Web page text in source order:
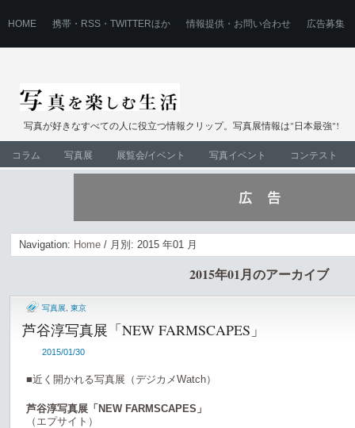
HOME 携帯・RSS・TWITTERほか 情報提供・お問い合わせ 広告募集
写真が好きなすべての人に役立つ情報クリップ。写真展情報は"日本最強"!
コラム 写真展 展覧会/イベント 写真イベント コンテスト
Navigation: Home / 月別: 2015 年01 月
2015年01月のアーカイブ
写真展 東京
芦谷淳写真展「NEW FARMSCAPES」
2015/01/30
■近く開かれる写真展（デジカメWatch）
芦谷淳写真展「NEW FARMSCAPES」
（エプサイト）